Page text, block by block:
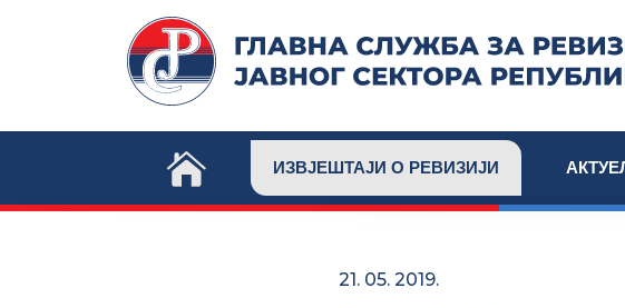
ИЗВЈЕШТАЈИ О РЕВИЗИЈИ
21. 05. 2019.